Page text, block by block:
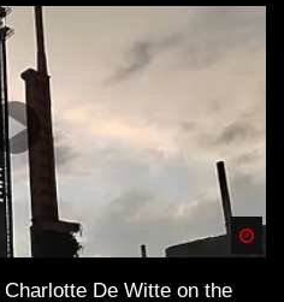
De Witte on the